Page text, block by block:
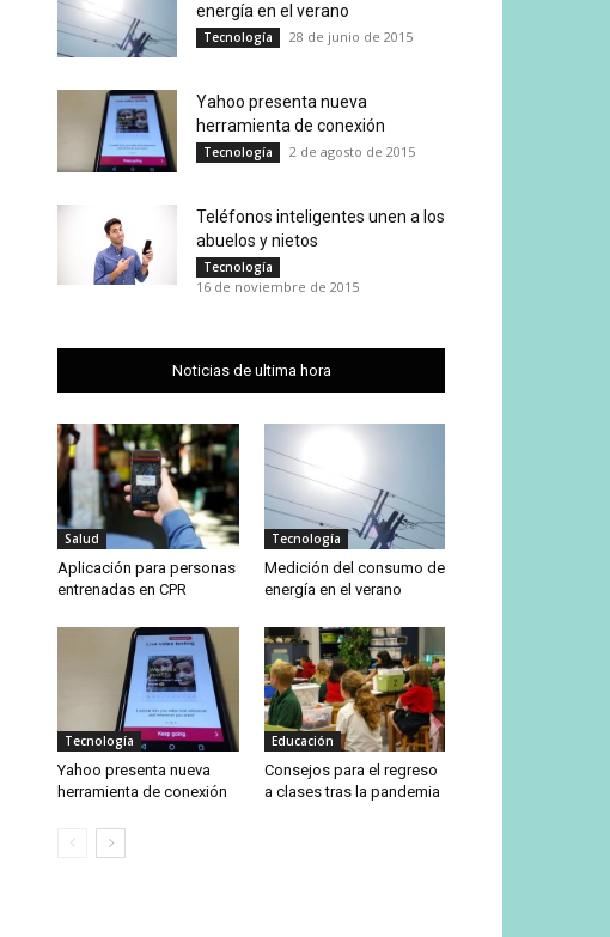
energía en el verano
Tecnología 28 de junio de 2015
Yahoo presenta nueva
herramienta de conexión
Tecnología 2 de agosto de 2015
Teléfonos inteligentes unen a los
abuelos y nietos
Tecnología
16 de noviembre de 2015
Noticias de ultima hora
Salud
Aplicación para personas
entrenadas en CPR
Tecnología
Medición del consumo de
energía en el verano
Tecnología
Yahoo presenta nueva
herramienta de conexión
Educación
Consejos para el regreso
a clases tras la pandemia